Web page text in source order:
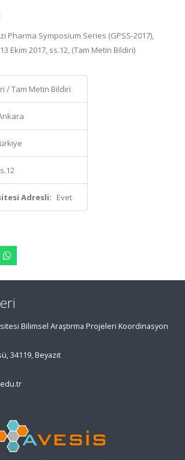
Pharma Symposium Series (GPSS-2017),
Ekim 2017, ss.12, (Tam Metin Bildiri)
/ Tam Metin Bildiri
Adresli: Evet
Bilimsel Araştırma Projeleri Koordinasyon
34119, Beyazıt